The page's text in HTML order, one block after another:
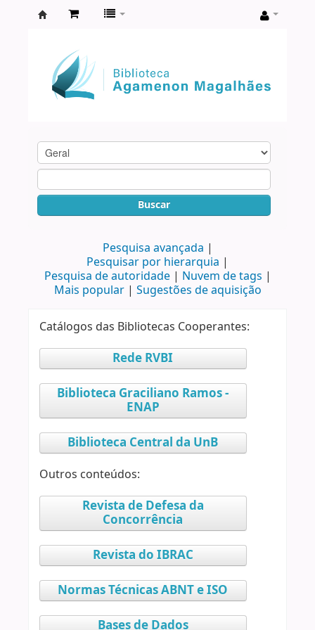
Agamenon
Magalhães
Buscar
Pesquisa avançada
Pesquisar por hierarquia
Pesquisa de autoridade
Nuvem de tags
Mais popular
Sugestões de aquisição
Catálogos das Bibliotecas Cooperantes:
Rede RVBI
Biblioteca Graciliano Ramos -
ENAP
Biblioteca Central da UnB
Outros conteúdos:
Revista de Defesa da
Concorrência
Revista do IBRAC
Normas Técnicas ABNT e ISO
Bases de Dados